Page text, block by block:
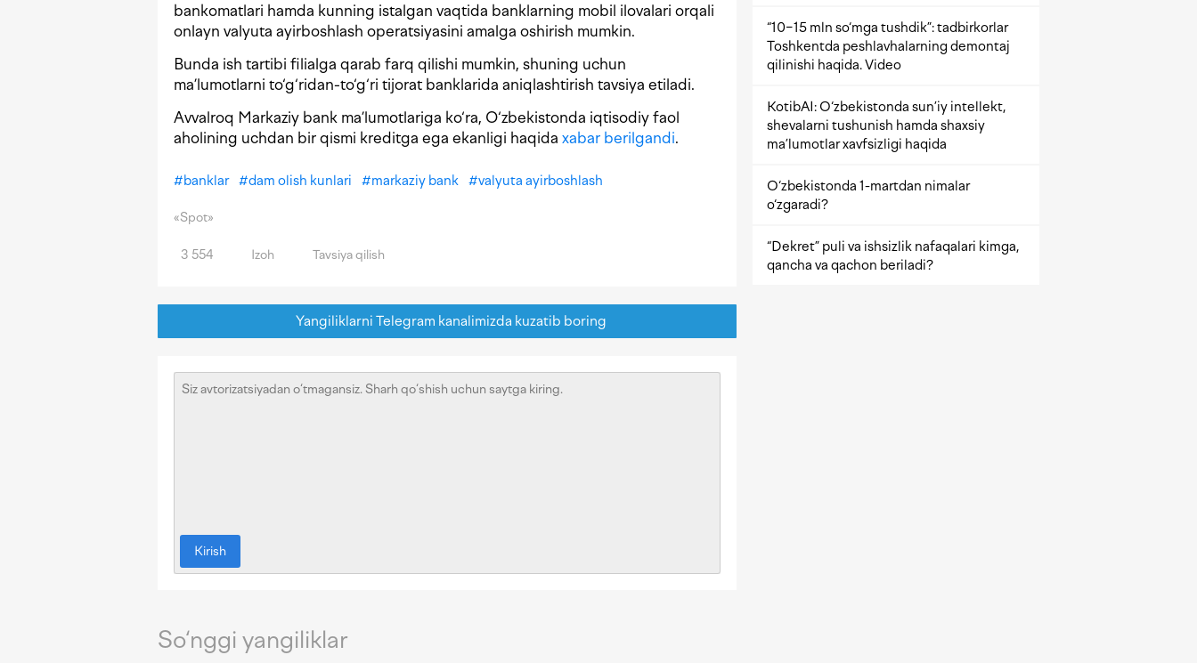
bankomatlari hamda kunning istalgan vaqtida banklarning mobil ilovalari orqali
onlayn valyuta ayirboshlash operatsiyasini amalga oshirish mumkin.
Bunda ish tartibi filialga qarab farq qilishi mumkin, shuning uchun
ma’lumotlarni to‘g‘ridan-to‘g‘ri tijorat banklarida aniqlashtirish tavsiya etiladi.
Avvalroq Markaziy bank ma’lumotlariga ko‘ra, O‘zbekistonda iqtisodiy faol
aholining uchdan bir qismi kreditga ega ekanligi haqida xabar berilgandi.
#banklar #dam olish kunlari #markaziy bank #valyuta ayirboshlash
«Spot»
3 554 Izoh Tavsiya qilish
Yangiliklarni Telegram kanalimizda kuzatib boring
Kirish
So‘nggi yangiliklar
“10−15 mln so‘mga tushdik”: tadbirkorlar
Toshkentda peshlavhalarning demontaj
qilinishi haqida. Video
KotibAI: O‘zbekistonda sun’iy intellekt,
shevalarni tushunish hamda shaxsiy
ma’lumotlar xavfsizligi haqida
O‘zbekistonda 1-martdan nimalar
o‘zgaradi?
“Dekret” puli va ishsizlik nafaqalari kimga,
qancha va qachon beriladi?